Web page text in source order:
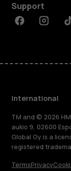
Support
Facebook
International
TM and © 2026
aukio 9, 02600
Global Oy is a
registered
TermsPrivacy